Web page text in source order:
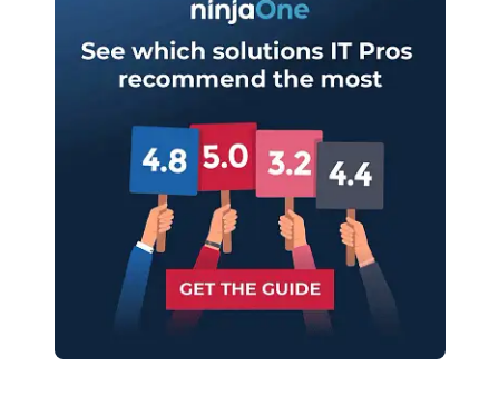
Inizia la tua prova di 14 giorni
Nessuna carta di credito richiesta, accesso
completo a tutte le funzionalità
and